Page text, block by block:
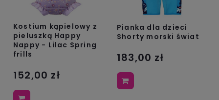
Kostium kąpielowy z
pieluszką Happy
Nappy - Lilac Spring
frills
152,00 zł
Pianka dla dzieci
Shorty morski świat
183,00 zł